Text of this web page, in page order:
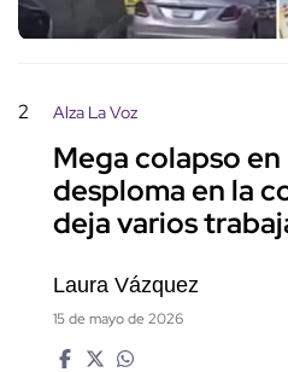
2 Alza La Voz
Mega colapso en
desploma en la
deja varios
Laura Vázquez
15 de mayo de 2026